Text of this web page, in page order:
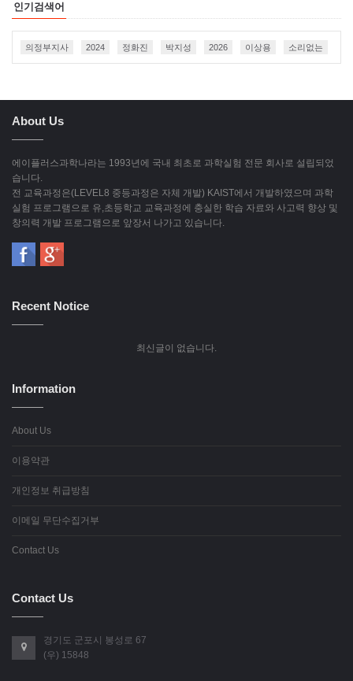
인기검색어
의정부지사 2024 정화진 박지성 2026 이상용 소리없는
About Us
에이플러스과학나라는 1993년에 국내 최초로 과학실험 전문 회사로 설립되었
습니다.
전 교육과정은(LEVEL8 중등과정은 자체 개발) KAIST에서 개발하였으며 과학
실험 프로그램으로 유,초등학교 교육과정에 충실한 학습 자료와 사고력 향상 및
창의력 개발 프로그램으로 앞장서 나가고 있습니다.
Recent Notice
최신글이 없습니다.
Information
About Us
이용약관
개인정보 취급방침
이메일 무단수집거부
Contact Us
Contact Us
경기도 군포시 봉성로 67
(우) 15848